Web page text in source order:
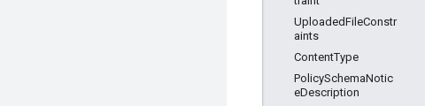
UploadedFileConstr
aints
ContentType
PolicySchemaNotic
eDescription